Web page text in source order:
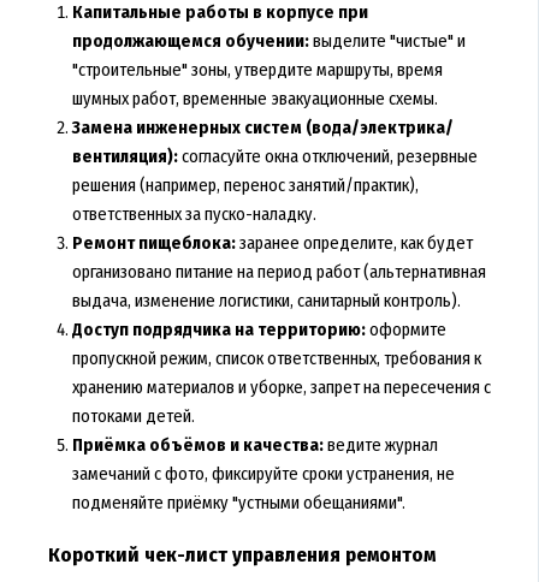
Капитальные работы в корпусе при
продолжающемся обучении:выделите "чистые" и
"строительные" зоны, утвердите маршруты, время
шумных работ, временные эвакуационные схемы.
Замена инженерных систем (вода/электрика/
вентиляция):согласуйте окна отключений, резервные
решения (например, перенос занятий/практик),
ответственных за пуско-наладку.
Ремонт пищеблока:заранее определите, как будет
организовано питание на период работ (альтернативная
выдача, изменение логистики, санитарный контроль).
Доступ подрядчика на территорию:оформите
пропускной режим, список ответственных, требования к
хранению материалов и уборке, запрет на пересечения с
потоками детей.
Приёмка объёмов и качества:ведите журнал
замечаний с фото, фиксируйте сроки устранения, не
подменяйте приёмку "устными обещаниями".
Короткий чек-лист управления ремонтом